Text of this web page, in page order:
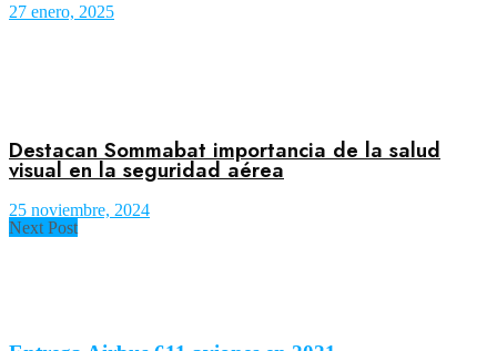
27 enero, 2025
Destacan Sommabat importancia de la salud
visual en la seguridad aérea
25 noviembre, 2024
Next Post